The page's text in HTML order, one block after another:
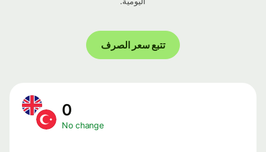
تتبع سعر الصرف
No change